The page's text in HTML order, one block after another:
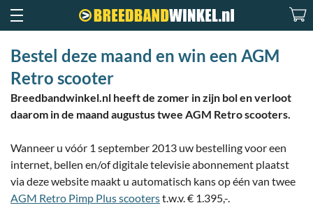
Bestel deze maand en win een AGM
Retro scooter
Breedbandwinkel.nl heeft de zomer in zijn bol en verloot
daarom in de maand augustus twee AGM Retro scooters.
Wanneer u vóór 1 september 2013 uw bestelling voor een
internet, bellen en/of digitale televisie abonnement plaatst
via deze website maakt u automatisch kans op één van twee
AGM Retro Pimp Plus scooterst.w.v. € 1.395,-.